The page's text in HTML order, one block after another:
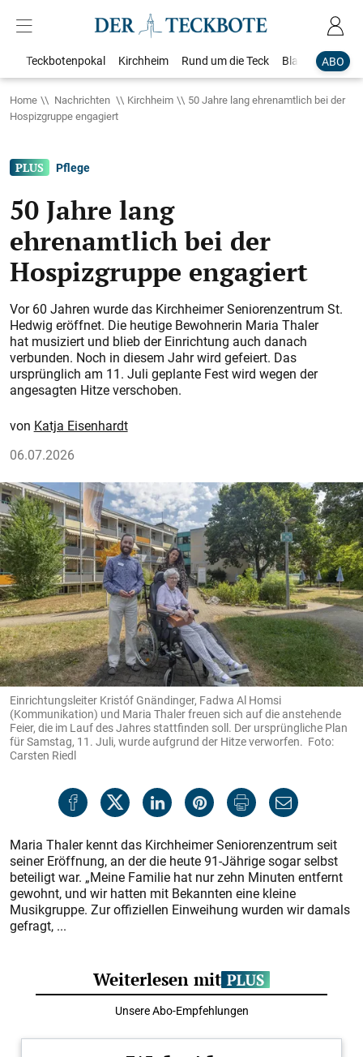
ABO
Teckbotenpokal Kirchheim Rund um die Teck Blaulicht
Home Nachrichten Kirchheim
50 Jahre lang ehrenamtlich bei der
Hospizgruppe engagiert
Pflege
50 Jahre lang
ehrenamtlich bei der
Hospizgruppe engagiert
Vor 60 Jahren wurde das Kirchheimer Seniorenzentrum St.
Hedwig eröffnet. Die heutige Bewohnerin Maria Thaler
hat musiziert und blieb der Einrichtung auch danach
verbunden. Noch in diesem Jahr wird gefeiert. Das
ursprünglich am 11. Juli geplante Fest wird wegen der
angesagten Hitze verschoben.
Katja Eisenhardt
06.07.2026
Einrichtungsleiter Kristóf Gnändinger, Fadwa Al Homsi
(Kommunikation) und Maria Thaler freuen sich auf die anstehende
Feier, die im Lauf des Jahres stattfinden soll. Der ursprüngliche Plan
für Samstag, 11. Juli, wurde aufgrund der Hitze verworfen. Foto:
Carsten Riedl
Maria Thaler kennt das Kirchheimer Seniorenzentrum seit
seiner Eröffnung, an der die heute 91-Jährige sogar selbst
beteiligt war. „Meine Familie hat nur zehn Minuten entfernt
gewohnt, und wir hatten mit Bekannten eine kleine
Musikgruppe. Zur offiziellen Einweihung wurden wir damals
gefragt, ...